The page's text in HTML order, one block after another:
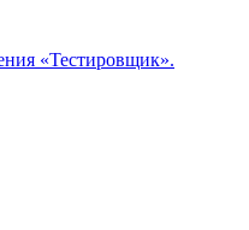
«Тестировщик».